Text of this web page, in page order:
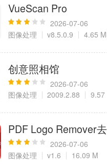
VueScan Pro
2026-07-06
图像处理
v8.5.0.9 4.65
创意照相馆
2026-07-06
图像处理
2009.2.88 9.57
PDF Logo Remover
2026-07-06
图像处理
v1.6 16.09 M